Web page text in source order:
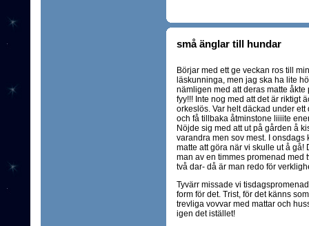
små änglar till hundar
Börjar med ett ge veckan ros till
läskunninga, men jag ska ha lite
nämligen med att deras matte
fyy!!! Inte nog med att det är riktigt
orkeslös. Var helt däckad under
och få tillbaka åtminstone liiiite
Nöjde sig med att ut på gården å
varandra men sov mest. I onsdags
matte att göra när vi skulle ut å gå!
man av en timmes promenad med
två dar- då är man redo för
Tyvärr missade vi
form för det. Trist, för det känns
trevliga vovvar med mattar och
igen det istället!